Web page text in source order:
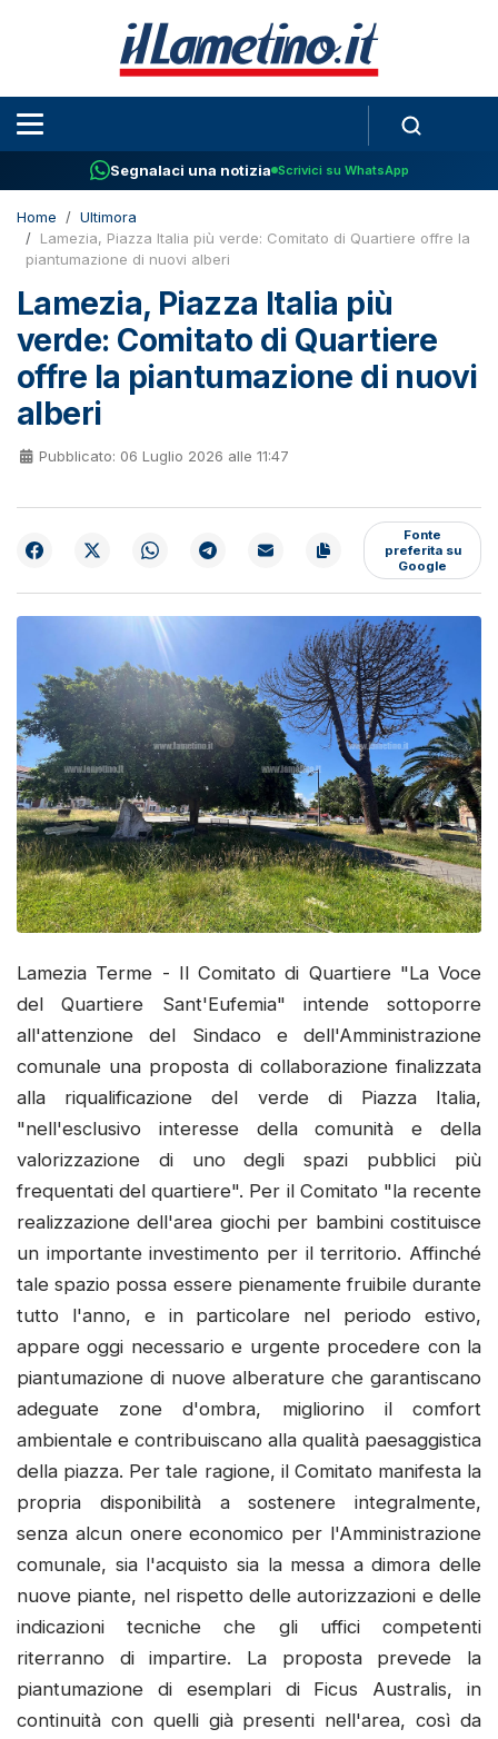
Segnalaci una notizia Scrivici su WhatsApp
Home
Ultimora
Lamezia, Piazza Italia più verde: Comitato di Quartiere offre la
piantumazione di nuovi alberi
Lamezia, Piazza Italia più
verde: Comitato di Quartiere
offre la piantumazione di nuovi
alberi
Pubblicato: 06 Luglio 2026 alle 11:47
Fonte
preferita su
Google
Lamezia Terme - Il Comitato di Quartiere "La Voce
del Quartiere Sant'Eufemia" intende sottoporre
all'attenzione del Sindaco e dell'Amministrazione
comunale una proposta di collaborazione finalizzata
alla riqualificazione del verde di Piazza Italia,
"nell'esclusivo interesse della comunità e della
valorizzazione di uno degli spazi pubblici più
frequentati del quartiere". Per il Comitato "la recente
realizzazione dell'area giochi per bambini costituisce
un importante investimento per il territorio. Affinché
tale spazio possa essere pienamente fruibile durante
tutto l'anno, e in particolare nel periodo estivo,
appare oggi necessario e urgente procedere con la
piantumazione di nuove alberature che garantiscano
adeguate zone d'ombra, migliorino il comfort
ambientale e contribuiscano alla qualità paesaggistica
della piazza. Per tale ragione, il Comitato manifesta la
propria disponibilità a sostenere integralmente,
senza alcun onere economico per l'Amministrazione
comunale, sia l'acquisto sia la messa a dimora delle
nuove piante, nel rispetto delle autorizzazioni e delle
indicazioni tecniche che gli uffici competenti
riterranno di impartire. La proposta prevede la
piantumazione di esemplari di Ficus Australis, in
continuità con quelli già presenti nell'area, così da